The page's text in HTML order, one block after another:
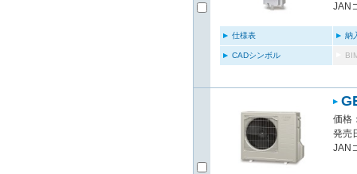
JAN
仕様表 納
CADシンボル
価格
発売
JAN